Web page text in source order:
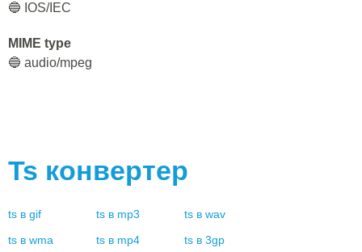
🔵 IOS/IEC
MIME type
🔵 audio/mpeg
Ts конвертер
ts в gif ts в mp3 ts в wav
ts в wma ts в mp4 ts в 3gp